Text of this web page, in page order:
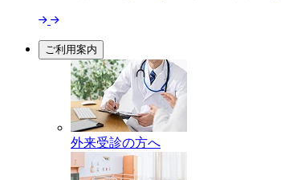
ご利用案内
外来受診の方へ